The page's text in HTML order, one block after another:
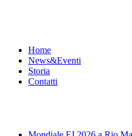
Home
News&Eventi
Storia
Contatti